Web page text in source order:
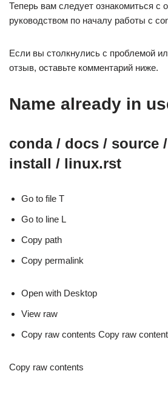
Теперь вам следует ознакомиться
руководством по началу работы с
Если вы столкнулись с проблемой
отзыв, оставьте комментарий ниже.
Name already in
conda / docs / source
install / linux.rst
Go to file T
Go to line L
Copy path
Copy permalink
Open with Desktop
View raw
Copy raw contents Copy raw
Copy raw contents